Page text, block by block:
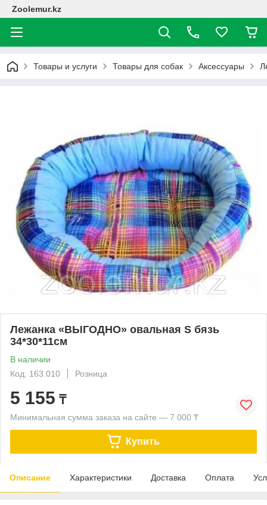
Zoolemur.kz
Товары и услуги Товары для собак Аксессуары
Лежанка «ВЫГОДНО» овальная S бязь
34*30*11см
В наличии
Код: 163.010
Розница
5 155 ₸
Минимальная сумма заказа на сайте — 7 000 ₸
Купить
Описание Характеристики Доставка Оплата